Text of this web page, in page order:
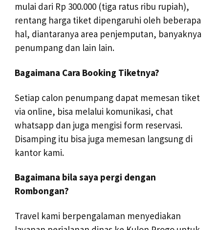
mulai dari Rp 300.000 (tiga ratus ribu rupiah),
rentang harga tiket dipengaruhi oleh beberapa
hal, diantaranya area penjemputan, banyaknya
penumpang dan lain lain.
Bagaimana Cara Booking Tiketnya?
Setiap calon penumpang dapat memesan tiket
via online, bisa melalui komunikasi, chat
whatsapp dan juga mengisi form reservasi.
Disamping itu bisa juga memesan langsung di
kantor kami.
Bagaimana bila saya pergi dengan
Rombongan?
Travel kami berpengalaman menyediakan